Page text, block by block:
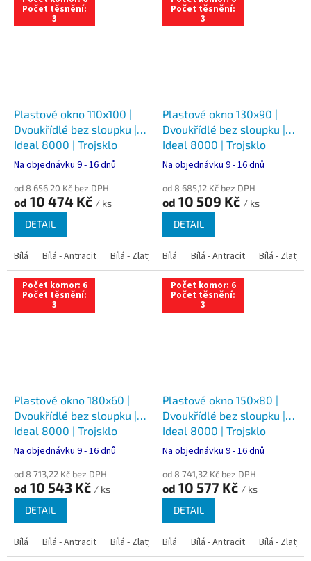
Počet těsnění:
3
Plastové okno 110x100 |
Dvoukřídlé bez sloupku |
Ideal 8000 | Trojsklo
Na objednávku 9 - 16 dnů
od 8 656,20 Kč bez DPH
od 10 474 Kč / ks
DETAIL
Bílá Bílá - Antracit Bílá - Zlatý dub Bílá - Tmavý dub Bílá -
Počet těsnění:
3
Plastové okno 130x90 |
Dvoukřídlé bez sloupku |
Ideal 8000 | Trojsklo
Na objednávku 9 - 16 dnů
od 8 685,12 Kč bez DPH
od 10 509 Kč / ks
DETAIL
Bílá Bílá - Antracit Bílá - Zlatý
Počet komor: 6
Počet těsnění:
3
Plastové okno 180x60 |
Dvoukřídlé bez sloupku |
Ideal 8000 | Trojsklo
Na objednávku 9 - 16 dnů
od 8 713,22 Kč bez DPH
od 10 543 Kč / ks
DETAIL
Bílá Bílá - Antracit Bílá - Zlatý dub Bílá - Tmavý dub Bílá -
Počet komor: 6
Počet těsnění:
3
Plastové okno 150x80 |
Dvoukřídlé bez sloupku |
Ideal 8000 | Trojsklo
Na objednávku 9 - 16 dnů
od 8 741,32 Kč bez DPH
od 10 577 Kč / ks
DETAIL
Bílá Bílá - Antracit Bílá - Zlatý